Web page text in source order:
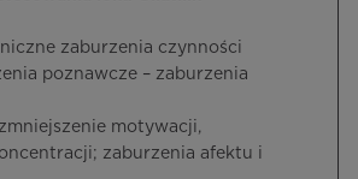
zaburzenia czynności
poznawcze – zaburzenia
motywacji,
zaburzenia afektu i